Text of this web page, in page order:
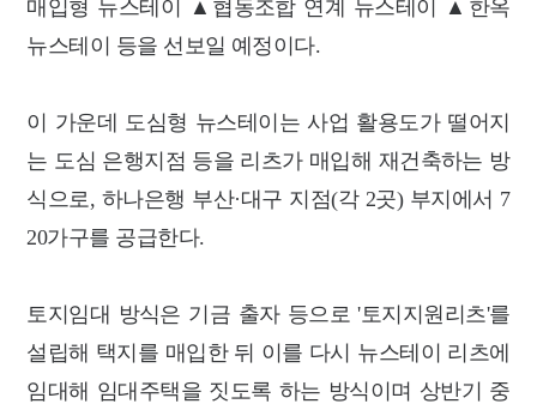
매입형 뉴스테이 ▲협동조합 연계 뉴스테이 ▲한옥
뉴스테이 등을 선보일 예정이다.
이 가운데 도심형 뉴스테이는 사업 활용도가 떨어지
는 도심 은행지점 등을 리츠가 매입해 재건축하는 방
식으로, 하나은행 부산·대구 지점(각 2곳) 부지에서 7
20가구를 공급한다.
토지임대 방식은 기금 출자 등으로 '토지지원리츠'를
설립해 택지를 매입한 뒤 이를 다시 뉴스테이 리츠에
임대해 임대주택을 짓도록 하는 방식이며 상반기 중